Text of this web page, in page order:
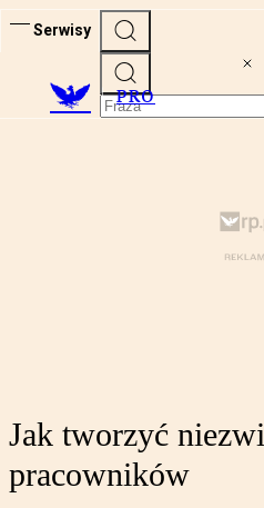
Serwisy
PRO
Jak tworzyć
pracowników